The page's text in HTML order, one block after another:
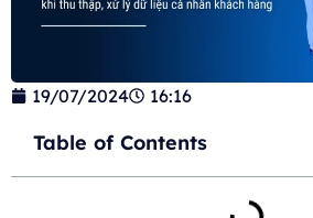
19/07/2024 16:16
Table of Contents